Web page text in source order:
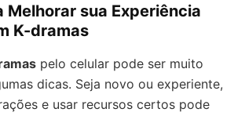
Melhorar sua Experiência
K-dramas
pelo celular pode ser muito
dicas. Seja novo ou experiente,
e usar recursos certos pode